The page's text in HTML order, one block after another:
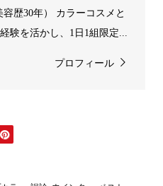
歴30年） カラーコスメと
験を活かし、1日1組限定...
プロフィール